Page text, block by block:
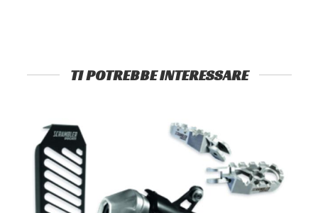
TI POTREBBE INTERESSARE